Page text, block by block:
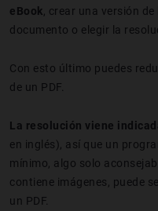
eBook , crear una versión
documento o elegir la
Con esto último puedes
de un PDF.
La resolución viene
en inglés), así que un
mínimo, algo solo
contiene imágenes, puede
un PDF.